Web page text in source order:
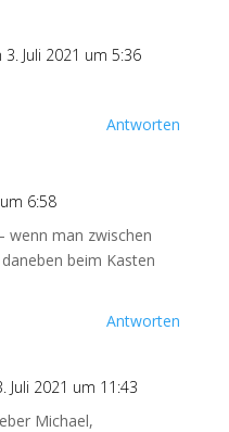
3. Juli 2021 um 5:36
Antworten
6:58
wenn man zwischen
beim Kasten
Antworten
Juli 2021 um 11:43
Michael,